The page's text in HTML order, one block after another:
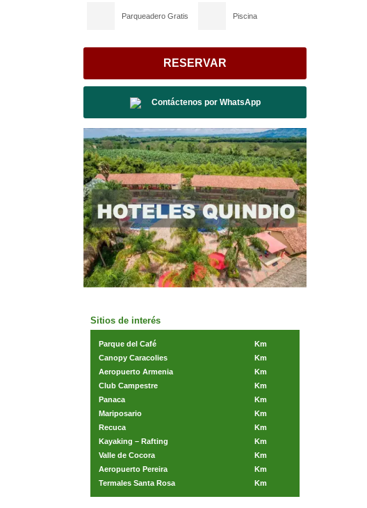
Parqueadero Gratis Piscina
RESERVAR
Contáctenos por WhatsApp
Sitios de interés
Parque del Café
Km
Canopy Caracolies
Km
Aeropuerto Armenia
Km
Club Campestre
Km
Panaca
Km
Mariposario
Km
Recuca
Km
Kayaking – Rafting
Km
Valle de Cocora
Km
Aeropuerto Pereira
Km
Termales Santa Rosa
Km